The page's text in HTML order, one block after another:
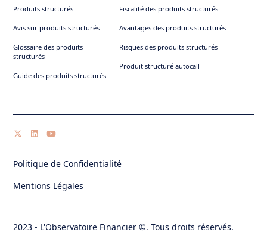
Produits structurés
Avis sur produits structurés
Glossaire des produits
structurés
Guide des produits structurés
Fiscalité des produits structurés
Avantages des produits structurés
Risques des produits structurés
Produit structuré autocall
2023 - L'Observatoire Financier ©. Tous droits réservés.
Politique de Confidentialité
Mentions Légales